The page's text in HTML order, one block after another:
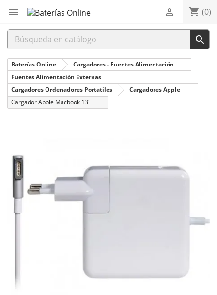
 shopping_cart (0)


Baterías Online
Cargadores - Fuentes Alimentación
Fuentes Alimentación Externas
Cargadores Ordenadores Portatiles
Cargadores Apple
Cargador Apple Macbook 13"